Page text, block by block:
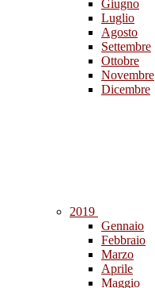
Giugno
Luglio
Agosto
Settembre
Ottobre
Novembre
Dicembre
2019
Gennaio
Febbraio
Marzo
Aprile
Maggio